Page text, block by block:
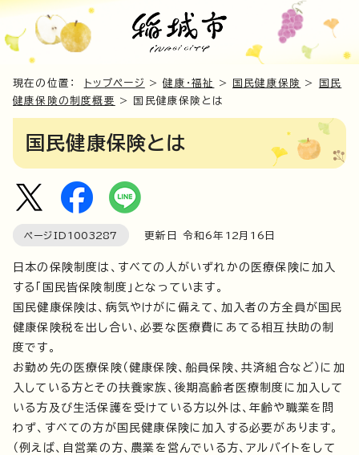
現在の位置： トップページ >健康・福祉 > 国民健康保険 >
国民
健康保険の制度概要
> 国民健康保険とは
国民健康保険とは
ページID 1003287 更新日 令和6年 12月 16 日
日本の保険制度は、すべての人がいずれかの医療保険に加入
する「国民皆保険制度」となっています。
国民健康保険は、病気やけがに備えて、加入者の方全員が国民
健康保険税を出し合い、必要な医療費にあてる相互扶助の制
度です。
お勤め先の医療保険（健康保険、船員保険、共済組合など）に加
入している方とその扶養家族、後期高齢者医療制度に加入して
いる方及び生活保護を受けている方以外は、年齢や職業を問
わず、すべての方が国民健康保険に加入する必要があります。
（例えば、自営業の方、農業を営んでいる方、アルバイトをして